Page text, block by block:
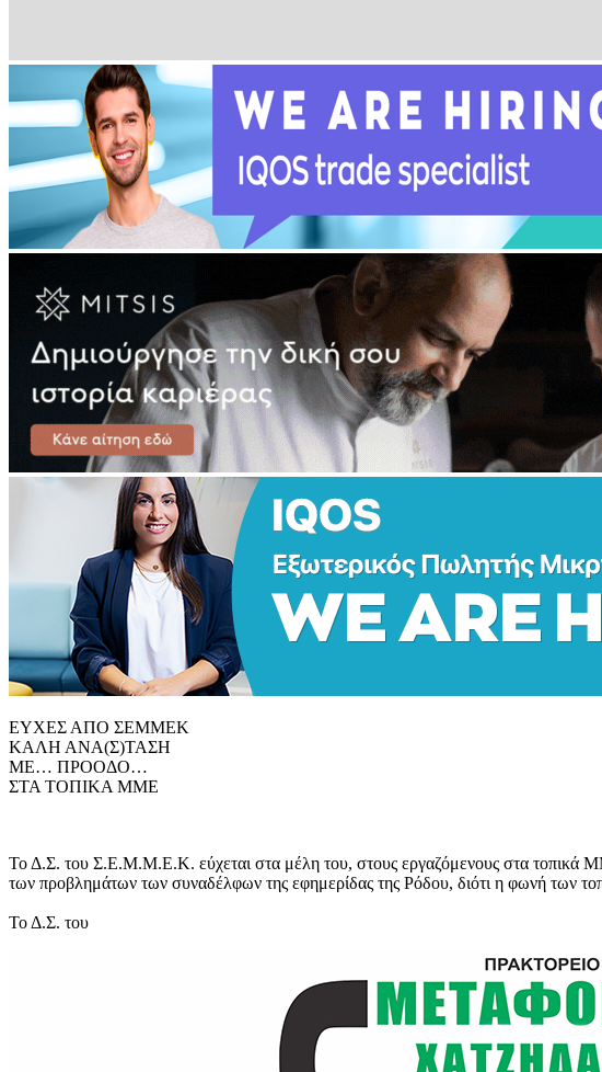
ΕΥΧΕΣ ΑΠΟ ΣΕΜΜΕΚ
ΚΑΛΗ ΑΝΑ(Σ)ΤΑΣΗ
ΜΕ… ΠΡΟΟΔΟ…
ΣΤΑ ΤΟΠΙΚΑ ΜΜΕ
Το Δ.Σ. του Σ.Ε.Μ.Μ.Ε.Κ. εύχεται στα μέλη του, στους εργαζόμενους στα
των προβλημάτων των συναδέλφων της εφημερίδας της Ρόδου, διότι η φωνή των
Το Δ.Σ. του